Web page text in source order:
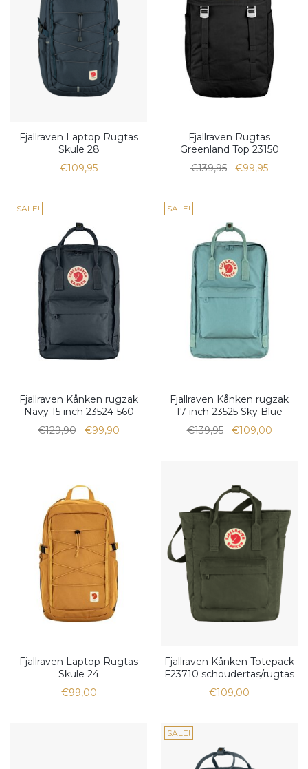
Fjallraven Laptop Rugtas
Skule 28
€109,95
Fjallraven Rugtas
Greenland Top 23150
€139,95
€99,95
SALE!
Fjallraven Kånken rugzak
Navy 15 inch 23524-560
€129,90
€99,90
SALE!
Fjallraven Kånken rugzak
17 inch 23525 Sky Blue
€139,95
€109,00
Fjallraven Laptop Rugtas
Skule 24
€99,00
Fjallraven Kånken Totepack
F23710 schoudertas/rugtas
€109,00
SALE!